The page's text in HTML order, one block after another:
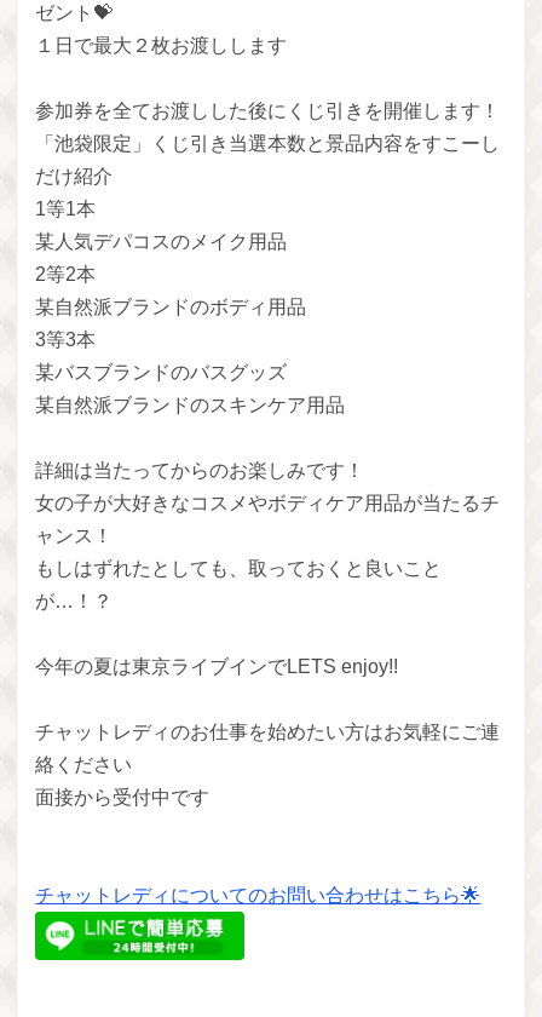
ゼント💝
１日で最大２枚お渡しします
参加券を全てお渡しした後にくじ引きを開催します！
「池袋限定」くじ引き当選本数と景品内容をすこーし
だけ紹介
1等1本
某人気デパコスのメイク用品
2等2本
某自然派ブランドのボディ用品
3等3本
某バスブランドのバスグッズ
某自然派ブランドのスキンケア用品
詳細は当たってからのお楽しみです！
女の子が大好きなコスメやボディケア用品が当たるチ
ャンス！
もしはずれたとしても、取っておくと良いこと
が…！？
今年の夏は東京ライブインでLETS enjoy!!
チャットレディのお仕事を始めたい方はお気軽にご連
絡ください
面接から受付中です
チャットレディについてのお問い合わせはこちら🌟